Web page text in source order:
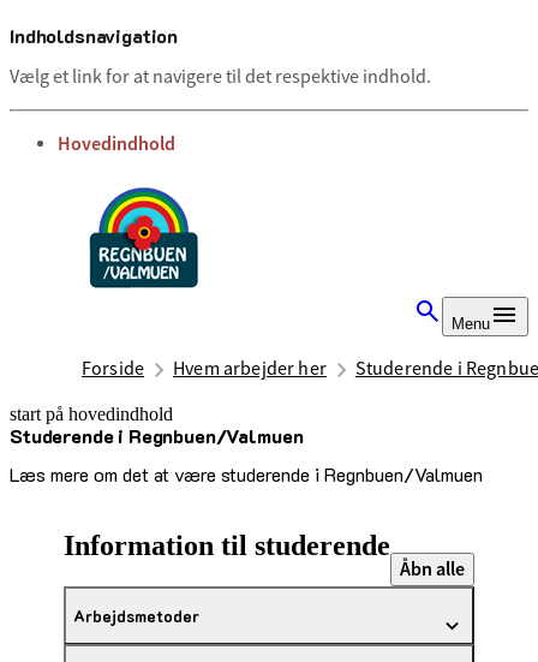
Indholdsnavigation
Vælg et link for at navigere til det respektive indhold.
gå til
Hovedindhold
Menu
Forside Hvem arbejder her Studerende i
start på hovedindhold
Studerende i Regnbuen/Valmuen
Læs mere om det at være studerende i Regnbuen/Valmuen
senest opdateret 7. oktober 2025
Information til studerende
Åbn alle
Arbejdsmetoder